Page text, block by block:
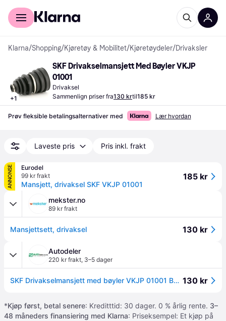
For kunder
Klarna/Shopping/Kjøretøy & Mobilitet/Kjøretøydeler/Drivaksler
+1
SKF Drivakselmansjett Med Bøyler VKJP
01001
Drivaksel
Sammenlign priser fra130 krtil185 kr
Prøv fleksible betalingsalternativer med Lær hvordan
Laveste pris Pris inkl. frakt
ANNONSE
Eurodel
99 kr frakt
Mansjett, drivaksel SKF VKJP 01001
185 kr
mekster.no
89 kr frakt
Mansjettsett, drivaksel 130 kr
Autodeler
220 kr frakt, 3–5 dager
SKF Drivakselmansjett med bøyler VKJP 01001 Belgsett, drivaksel VW,MERCEDES-BENZ,OPEL 130 kr
*Kjøp først, betal senere: Kreditttid: 30 dager. 0 % årlig rente. 3–
48 måneders finansiering med Klarna: Priseksempel: Et kjøp på